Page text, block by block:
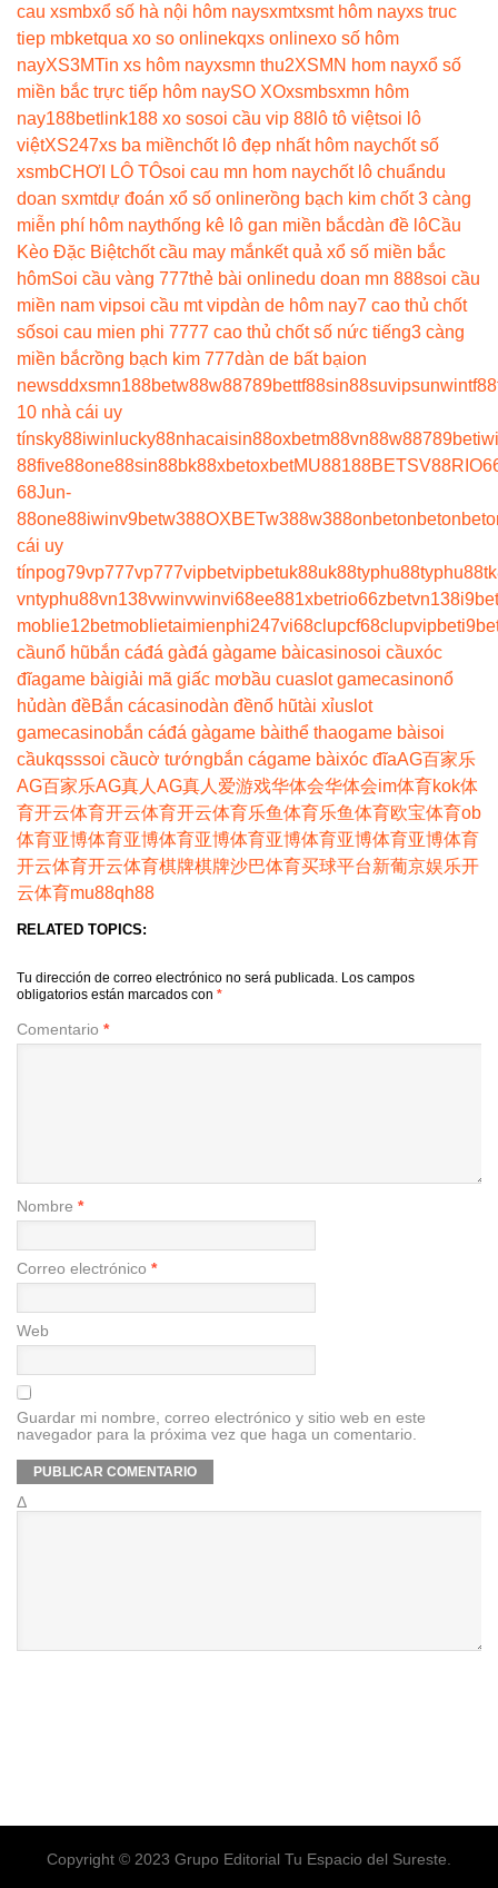
cau xsmbxổ số hà nội hôm naysxmtxsmt hôm nayxs truc
tiep mbketqua xo so onlinekqxs onlinexo số hôm
nayXS3MTin xs hôm nayxsmn thu2XSMN hom nayxổ số
miền bắc trực tiếp hôm naySO XOxsmbsxmn hôm
nay188betlink188 xo sosoi cầu vip 88 lô tô việtsoi lô
việtXS247xs ba miềnchốt lô đẹp nhất hôm naychốt số
xsmbCHƠI LÔ TÔsoi cau mn hom naychốt lô chuẩndu
doan sxmtdự đoán xổ số onlinerồng bạch kim chốt 3 càng
miễn phí hôm naythống kê lô gan miền bắcdàn đề lôCầu
Kèo Đặc Biệtchốt cầu may mắnkết quả xổ số miền bắc
hômSoi cầu vàng 777thẻ bài onlinedu doan mn 888soi cầu
miền nam vipsoi cầu mt vipdàn de hôm nay7 cao thủ chốt
sốsoi cau mien phi 7777 cao thủ chốt số nức tiếng3 càng
miền bắcrồng bạch kim 777dàn de bất bạion
newsddxsmn188betw88w88789bettf88sin88suvipsunwintf88
10 nhà cái uy
tínsky88iwin lucky88nhacaisin88oxbetm88vn88w88789bet
88five88one88sin88bk88xbetoxbetMU88188BETSV88
68Jun-
88one88iwinv9betw388OXBETw388w388onbetonbetonbet
cái uy
tínpog79vp777vp777vipbetvipbetuk88uk88typhu88typhu88
vntyphu88vn138vwinvwinvi68ee881xbetrio66zbetvn138
moblie12betmoblietaimienphi247vi68clupcf68clupvipbet
cầunổ hũbắn cáđá gàđá gàgame bàicasinosoi cầuxóc
đĩagame bàigiải mã giấc mơbầu cuaslot gamecasinonổ
hủdàn đềBắn cácasinodàn đềnổ hũtài xỉuslot
gamecasinobắn cáđá gàgame bàithể thaogame bàisoi
cầukqsssoi cầucờ tướngbắn cágame bàixóc đĩaAG百家乐
AG百家乐AG真人 AG真人 爱游戏华体会华体会im体育kok体
育开云体育开云体育开云体育乐鱼体育乐鱼体育欧宝体育ob
体育亚博体育亚博体育亚博体育亚博体育亚博体育亚博体育
开云体育开云体育棋牌棋牌沙巴体育买球平台新葡京娱乐开
云体育mu88qh88
RELATED TOPICS:
Tu dirección de correo electrónico no será publicada. Los campos
obligatorios están marcados con *
Comentario *
Nombre *
Correo electrónico *
Web
Guardar mi nombre, correo electrónico y sitio web en este
navegador para la próxima vez que haga un comentario.
Δ
Copyright © 2023 Grupo Editorial Tu Espacio del Sureste.